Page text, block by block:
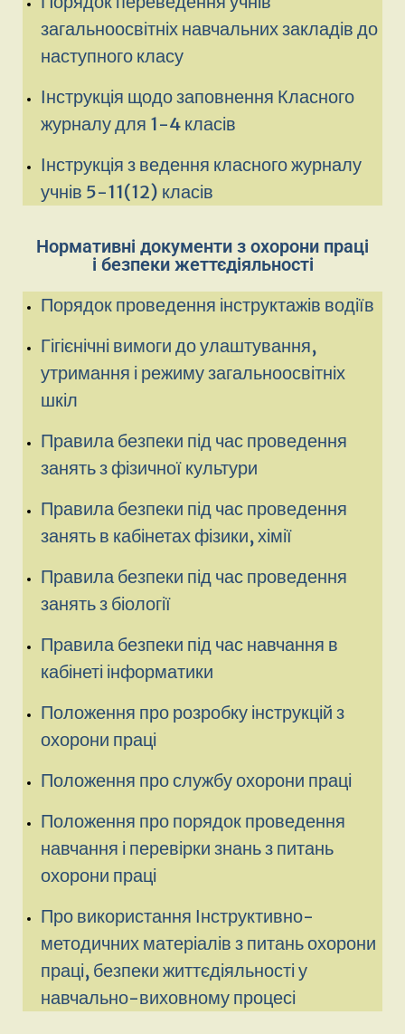
загальноосвітніх навчальних закладів до
наступного класу
Інструкція щодо заповнення Класного
журналу для 1-4 класів
Інструкція з ведення класного журналу
учнів 5-11(12) класів
Нормативні документи з охорони праці
і безпеки жеттєдіяльності
Порядок проведення інструктажів водіїв
Гігієнічні вимоги до улаштування,
утримання і режиму загальноосвітніх
шкіл
Правила безпеки під час проведення
занять з фізичної культури
Правила безпеки під час проведення
занять в кабінетах фізики, хімії
Правила безпеки під час проведення
занять з біології
Правила безпеки під час навчання в
кабінеті інформатики
Положення про розробку інструкцій з
охорони праці
Положення про службу охорони праці
Положення про порядок проведення
навчання і перевірки знань з питань
охорони праці
Про використання Інструктивно-
методичних матеріалів з питань охорони
праці, безпеки життєдіяльності у
навчально-виховному процесі